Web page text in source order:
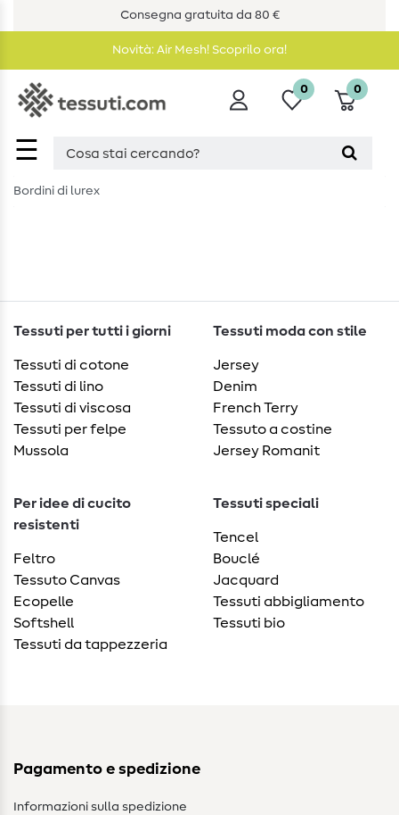
Consegna gratuita da 80 €
Novità: Air Mesh! Scoprilo ora!
☰
0 0
Bordini di lurex
Tessuti per tutti i giorni
Tessuti di cotone
Tessuti di lino
Tessuti di viscosa
Tessuti per felpe
Mussola
Tessuti moda con stile
Jersey
Denim
French Terry
Tessuto a costine
Jersey Romanit
Per idee di cucito
resistenti
Feltro
Tessuto Canvas
Ecopelle
Softshell
Tessuti da tappezzeria
Tessuti speciali
Tencel
Bouclé
Jacquard
Tessuti abbigliamento
Tessuti bio
Pagamento e spedizione
Informazioni sulla spedizione